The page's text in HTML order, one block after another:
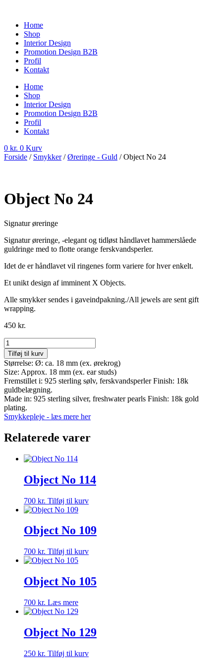
indholdHome
Shop
Interior Design
Promotion Design B2B
Profil
Kontakt
Home
Shop
Interior Design
Promotion Design B2B
Profil
Kontakt
0 kr. 0 Kurv
Forside / Smykker/Øreringe - Guld / Object No 24
Object No 24
Signatur øreringe
Signatur øreringe, -elegant og tidløst håndlavet hammerslåede
guldringe med to flotte orange ferskvandsperler.
Idet de er håndlavet vil ringenes form variere for hver enkelt.
Et unikt design af imminent X Objects.
Alle smykker sendes i gaveindpakning./All jewels are sent gift
wrapping.
450 kr.
Object
No
24
antal
Tilføj til kurv
Størrelse: Ø: ca. 18 mm (ex. ørekrog)
Size: Approx. 18 mm (ex. ear studs)
Fremstillet i: 925 sterling sølv, ferskvandsperler Finish: 18k
guldbelægning.
Made in: 925 sterling silver, freshwater pearls Finish: 18k gold
plating.
Smykkepleje - læs mere her
Relaterede varer
Object No 114
700 kr. Tilføj til kurv
Object No 109
700 kr. Tilføj til kurv
Object No 105
700 kr. Læs mere
Object No 129
250 kr. Tilføj til kurv